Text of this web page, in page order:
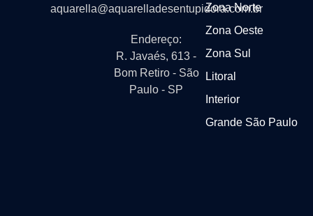
aquarella@aquarelladesentupidora.com.br
Endereço:
R. Javaés, 613 -
Bom Retiro - São
Paulo - SP
Zona Norte
Zona Oeste
Zona Sul
Litoral
Interior
Grande São Paulo